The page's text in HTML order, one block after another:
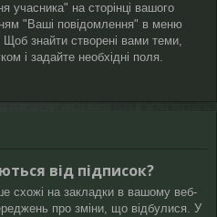
учасника" на сторінці вашого
"Ваші повідомлення" в меню
Щоб знайти створені вами теми,
і задайте необхідні поля.
від підписок?
схожі на закладки в вашому веб-
про зміни, що відбулися. У